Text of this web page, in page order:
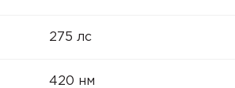
275 лс
420 нм